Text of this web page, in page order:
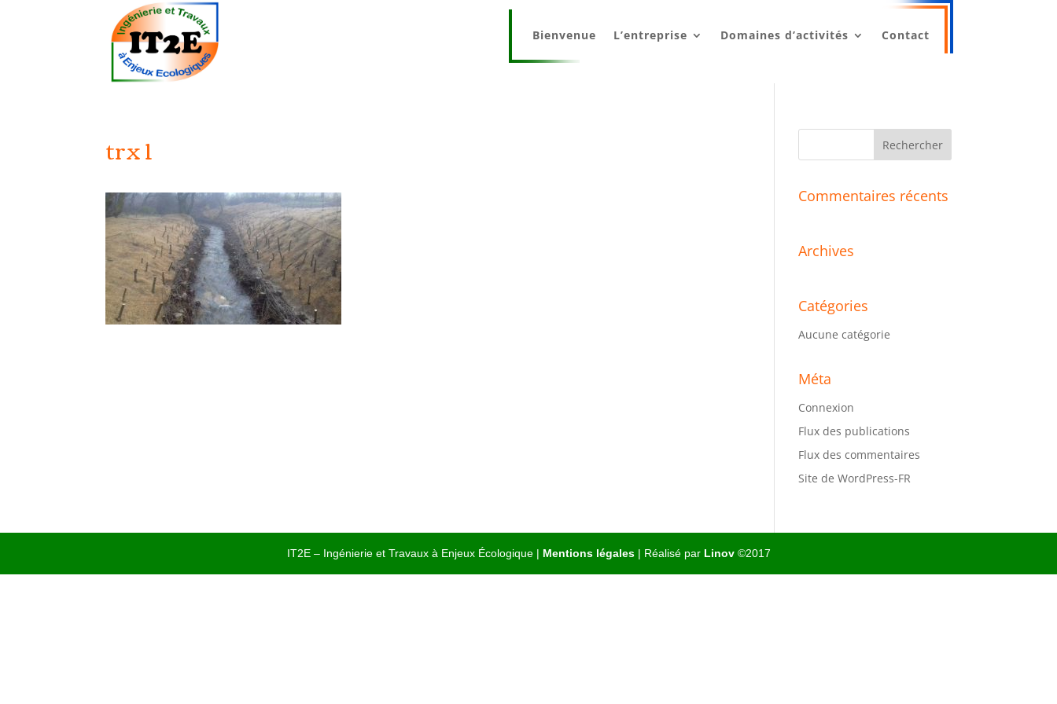
Bienvenue L’entreprise Domaines d’activités Contact
trx 1
Commentaires récents
Archives
Catégories
Aucune catégorie
Méta
Connexion
Flux des publications
Flux des commentaires
Site de WordPress-FR
IT2E – Ingénierie et Travaux à Enjeux Écologique | Mentions légales| Réalisé par Linov©2017